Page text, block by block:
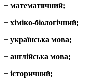
+ математичний;
+ хіміко-біологічний;
+ українська мова;
+ англійська мова;
+ історичний;